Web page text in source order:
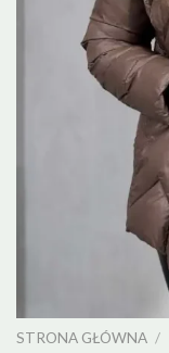
STRONA GŁÓWNA /